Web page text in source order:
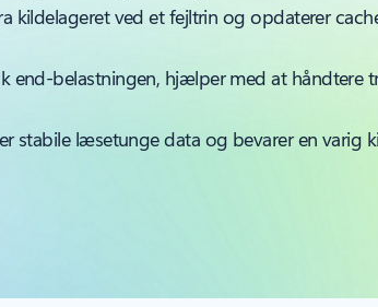
kildelageret ved et fejltrin og opdaterer
belastningen, hjælper med at håndtere
stabile læsetunge data og bevarer en varig